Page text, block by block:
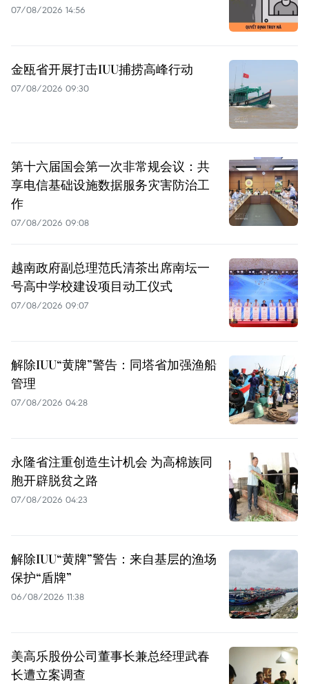
07/08/2026 14:56
金瓯省开展打击IUU捕捞高峰行动
07/08/2026 09:30
第十六届国会第一次非常规会议：共
享电信基础设施数据服务灾害防治工
作
07/08/2026 09:08
越南政府副总理范氏清茶出席南坛一
号高中学校建设项目动工仪式
07/08/2026 09:07
解除IUU“黄牌”警告：同塔省加强渔船
管理
07/08/2026 04:28
永隆省注重创造生计机会 为高棉族同
胞开辟脱贫之路
07/08/2026 04:23
解除IUU“黄牌”警告：来自基层的渔场
保护“盾牌”
06/08/2026 11:38
美高乐股份公司董事长兼总经理武春
长遭立案调查